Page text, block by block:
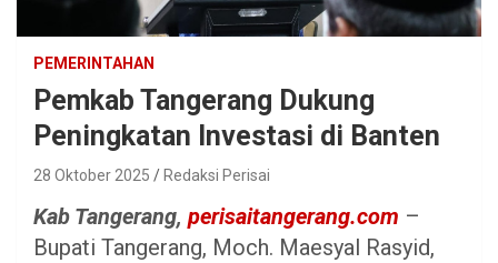
PEMERINTAHAN
Pemkab Tangerang Dukung
Peningkatan Investasi di Banten
28 Oktober 2025 Redaksi Perisai
Kab Tangerang, perisaitangerang.com –
Bupati Tangerang, Moch. Maesyal Rasyid,